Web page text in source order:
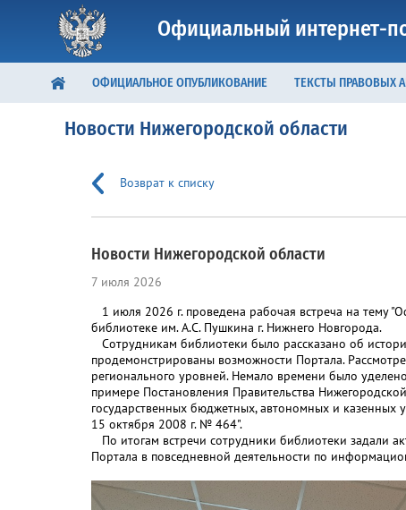
Официальный интернет-
ОФИЦИАЛЬНОЕ ОПУБЛИКОВАНИЕ ТЕКСТЫ ПРАВОВЫХ
Новости Нижегородской области
Возврат к списку
Новости Нижегородской области
7 июля 2026
1 июля 2026 г. проведена рабочая встреча на тему
библиотеке им. А.С. Пушкина г. Нижнего Новгорода.
Сотрудникам библиотеки было рассказано об
продемонстрированы возможности Портала.
регионального уровней. Немало времени было
примере Постановления Правительства
государственных бюджетных, автономных и казенных
15 октября 2008 г. № 464".
По итогам встречи сотрудники библиотеки задали
Портала в повседневной деятельности по